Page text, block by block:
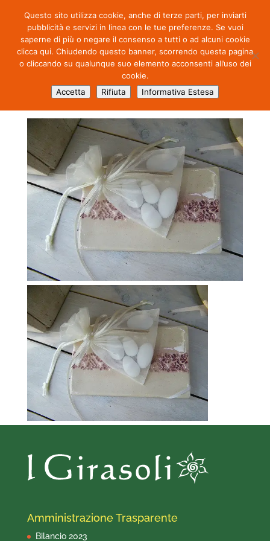
6807675017_2c01faaf60
Amministrazione Trasparente
Bilancio 2023
Questo sito utilizza cookie, anche di terze parti, per inviarti
pubblicità e servizi in linea con le tue preferenze. Se vuoi
saperne di più o negare il consenso a tutti o ad alcuni cookie
clicca qui. Chiudendo questo banner, scorrendo questa pagina
o cliccando su qualunque suo elemento acconsenti all’uso dei
cookie.
Accetta
Rifiuta Informativa Estesa